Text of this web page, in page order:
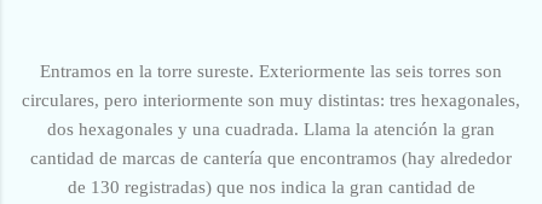
Entramos en la torre sureste. Exteriormente las seis torres son
circulares, pero interiormente son muy distintas: tres hexagonales,
dos hexagonales y una cuadrada. Llama la atención la gran
cantidad de marcas de cantería que encontramos (hay alrededor
de 130 registradas) que nos indica la gran cantidad de